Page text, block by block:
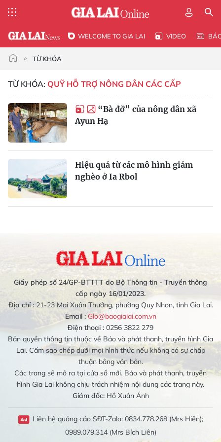
WELCOME TO GIA LAI VIDEO
TỪ KHÓA
TỪ KHÓA: QUỸ HỖ TRỢ NÔNG DÂN CÁC CẤP
“Bà đỡ” của nông dân xã
Ayun Hạ
Hiệu quả từ các mô hình giảm
nghèo ở Ia Rbol
Giấy phép số 24/GP-BTTTT do Bộ Thông tin - Truyền thông
cấp ngày 16/01/2023.
Địa chỉ :21-23 Mai Xuân Thưởng, phường Quy Nhơn, tỉnh Gia Lai.
Email : Glo@baogialai.com.vn
Điện thoại : 0256 3822 279
Bản quyền thông tin thuộc về Báo và phát thanh, truyền hình Gia
Lai. Cấm sao chép dưới mọi hình thức nếu không có sự chấp
thuận bằng văn bản.
Các trang sẽ mở ra tại cửa sổ mới. Báo và phát thanh, truyền
hình Gia Lai không chịu trách nhiệm nội dung các trang này.
Giám đốc:Hồ Xuân Ánh
Liên hệ quảng cáo SĐT-Zalo: 0834.778.268 (Mrs Hiền);
0989.079.314 (Mrs Bích Liên)